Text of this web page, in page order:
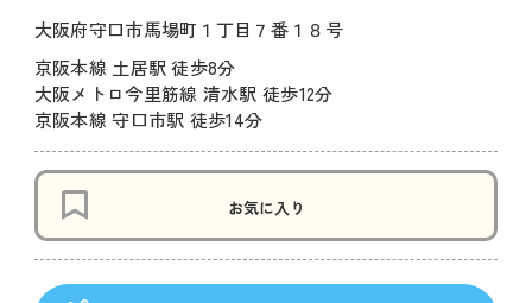
大阪府守口市馬場町１丁目７番１８号
京阪本線 土居駅 徒歩8分
大阪メトロ今里筋線 清水駅 徒歩12分
京阪本線 守口市駅 徒歩14分
お気に入り